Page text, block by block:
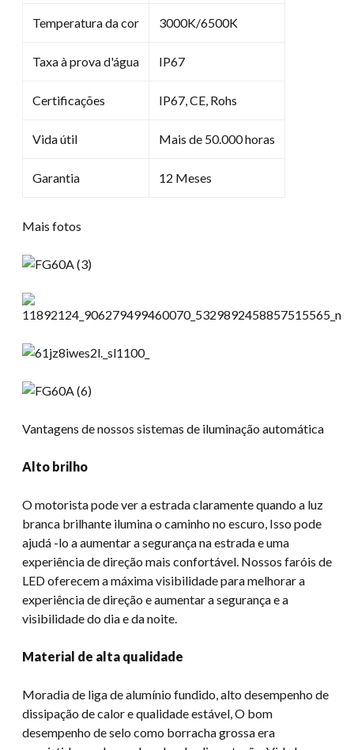
Temperatura da cor 3000K/6500K
Taxa à prova d'água IP67
Certificações IP67, CE, Rohs
Vida útil Mais de 50.000 horas
Garantia 12 Meses
Mais fotos
Vantagens de nossos sistemas de iluminação automática
Alto brilho
O motorista pode ver a estrada claramente quando a luz
branca brilhante ilumina o caminho no escuro, Isso pode
ajudá -lo a aumentar a segurança na estrada e uma
experiência de direção mais confortável. Nossos faróis de
LED oferecem a máxima visibilidade para melhorar a
experiência de direção e aumentar a segurança e a
visibilidade do dia e da noite.
Material de alta qualidade
Moradia de liga de alumínio fundido, alto desempenho de
dissipação de calor e qualidade estável, O bom
desempenho de selo como borracha grossa era